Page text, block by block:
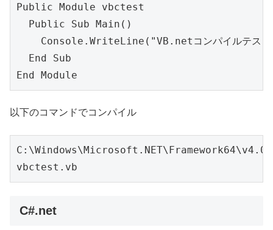
Public Module vbctest
  Public Sub Main()
Console.WriteLine("VB.netコンパイルテス
  End Sub
End Module
以下のコマンドでコンパイル
vbctest.vb
C#.net